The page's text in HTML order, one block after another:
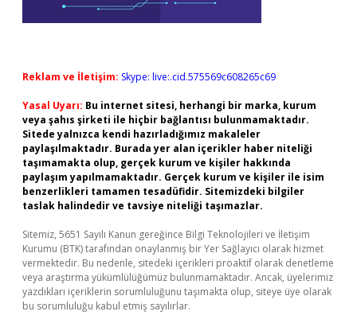
Reklam ve İletişim: Skype: live:.cid.575569c608265c69
Yasal Uyarı: Bu internet sitesi, herhangi bir marka, kurum
veya şahıs şirketi ile hiçbir bağlantısı bulunmamaktadır.
Sitede yalnızca kendi hazırladığımız makaleler
paylaşılmaktadır. Burada yer alan içerikler haber niteliği
taşımamakta olup, gerçek kurum ve kişiler hakkında
paylaşım yapılmamaktadır. Gerçek kurum ve kişiler ile isim
benzerlikleri tamamen tesadüfidir. Sitemizdeki bilgiler
taslak halindedir ve tavsiye niteliği taşımazlar.
Sitemiz, 5651 Sayılı Kanun gereğince Bilgi Teknolojileri ve İletişim
Kurumu (BTK) tarafından onaylanmış bir Yer Sağlayıcı olarak hizmet
vermektedir. Bu nedenle, sitedeki içerikleri proaktif olarak denetleme
veya araştırma yükümlülüğümüz bulunmamaktadır. Ancak, üyelerimiz
yazdıkları içeriklerin sorumluluğunu taşımakta olup, siteye üye olarak
bu sorumluluğu kabul etmiş sayılırlar.